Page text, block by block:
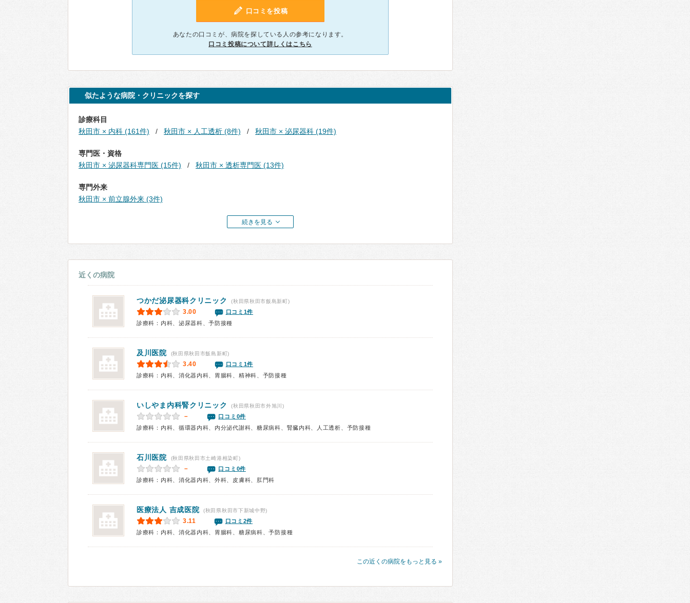
口コミを投稿
あなたの口コミが、病院を探している人の参考になります。
口コミ投稿について詳しくはこちら
似たような病院・クリニックを探す
診療科目
秋田市 × 内科 (161件)
秋田市 × 人工透析 (8件) 秋田市 × 泌尿器科 (19件)
専門医・資格
秋田市 × 泌尿器科専門医 (15件)
秋田市 × 透析専門医 (13件)
専門外来
秋田市 × 前立腺外来 (3件)
続きを見る
近くの病院
つかだ泌尿器科クリニック (秋田県秋田市飯島新町)
3.00
口コミ1件
診療科：内科、泌尿器科、予防接種
及川医院 (秋田県秋田市飯島新町)
3.40
口コミ1件
診療科：内科、消化器内科、胃腸科、精神科、予防接種
いしやま内科腎クリニック (秋田県秋田市外旭川)
－
口コミ0件
診療科：内科、循環器内科、内分泌代謝科、糖尿病科、腎臓内科、人工透析、予防接種
石川医院 (秋田県秋田市土崎港相染町)
－
口コミ0件
診療科：内科、消化器内科、外科、皮膚科、肛門科
医療法人 吉成医院 (秋田県秋田市下新城中野)
3.11
口コミ2件
診療科：内科、消化器内科、胃腸科、糖尿病科、予防接種
この近くの病院をもっと見る »